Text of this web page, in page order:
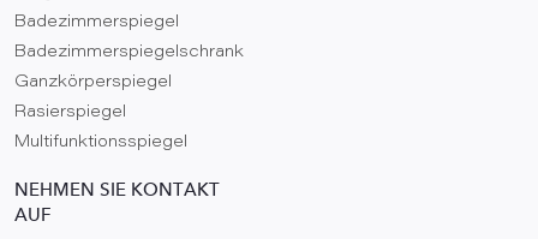
Badezimmerspiegel
Badezimmerspiegelschrank
Ganzkörperspiegel
Rasierspiegel
Multifunktionsspiegel
NEHMEN SIE KONTAKT
AUF